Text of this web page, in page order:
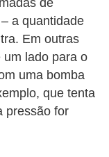
de
a quantidade
Em outras
um lado para o
uma bomba
que tenta
pressão for